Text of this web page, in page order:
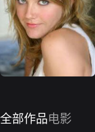
全部作品电影